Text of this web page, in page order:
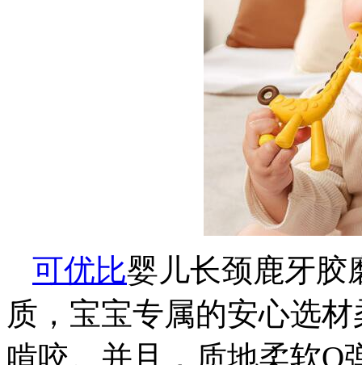
可优比婴儿长颈鹿牙胶
质，宝宝专属的安心选
啃咬。并且，质地柔软Q